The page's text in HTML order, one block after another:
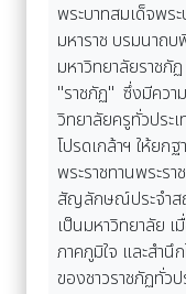
พระบาทสมเด็จพร
มหาราช บรมนาถ
มหาวิทยาลัยราชภั
"ราชภัฏ" ซึ่งมีควา
วิทยาลัยครูทั่วประ
โปรดเกล้าฯ ให้ยก
พระราชทานพระร
สัญลักษณ์ประจำสถ
เป็นมหาวิทยาลัย
ภาคภูมิใจ และสำ
ของชาวราชภัฏทั่วป